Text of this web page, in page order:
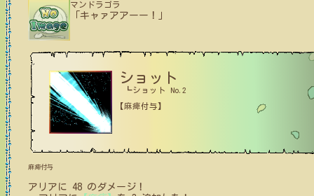
マンドラゴラ
「キャァアアーー！」
ショット
┗ショット No.2
【麻痺付与】
麻痺付与
アリア に 48 のダメージ！